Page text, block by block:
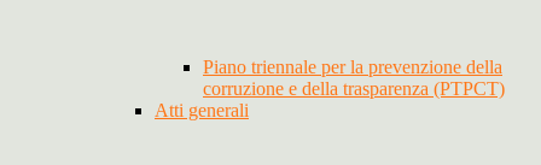
Piano triennale per la prevenzione della
corruzione e della trasparenza (PTPCT)
Atti generali